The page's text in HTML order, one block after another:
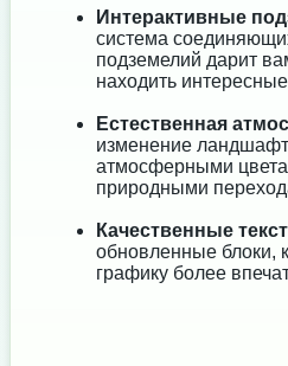
Интерактивные
система
подземелий дарит
находить
Естественная
изменение
атмосферными
природными
Качественные
обновленные блоки,
графику более